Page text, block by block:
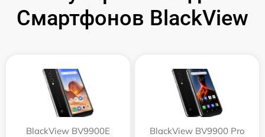
Смартфонов BlackView
BlackView BV9900E BlackView BV9900 Pro